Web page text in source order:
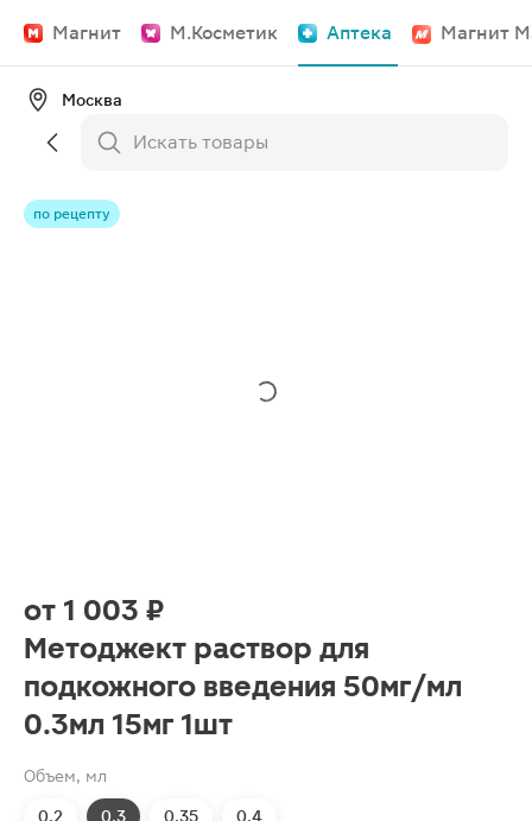
Магнит М.Косметик Аптека Магнит
Москва
по рецепту
от 1 003 ₽
Методжект раствор для
подкожного введения 50мг/мл
0.3мл 15мг 1шт
Объем, мл
0.2 0.3 0.35 0.4